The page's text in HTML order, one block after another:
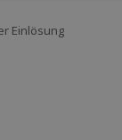
Einlösung